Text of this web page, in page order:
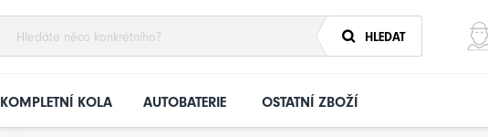
HLEDAT
KOMPLETNÍ KOLA AUTOBATERIE OSTATNÍ ZBOŽÍ